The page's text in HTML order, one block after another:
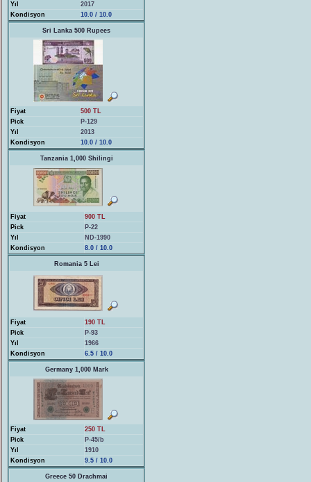
Yıl
2017
Kondisyon
10.0 / 10.0
Sri Lanka 500 Rupees
Fiyat
500 TL
Pick
P-129
Yıl
2013
Kondisyon
10.0 / 10.0
Tanzania 1,000 Shilingi
Fiyat
900 TL
Pick
P-22
Yıl
ND-1990
Kondisyon
8.0 / 10.0
Romania 5 Lei
Fiyat
190 TL
Pick
P-93
Yıl
1966
Kondisyon
6.5 / 10.0
Germany 1,000 Mark
Fiyat
250 TL
Pick
P-45/b
Yıl
1910
Kondisyon
9.5 / 10.0
Greece 50 Drachmai